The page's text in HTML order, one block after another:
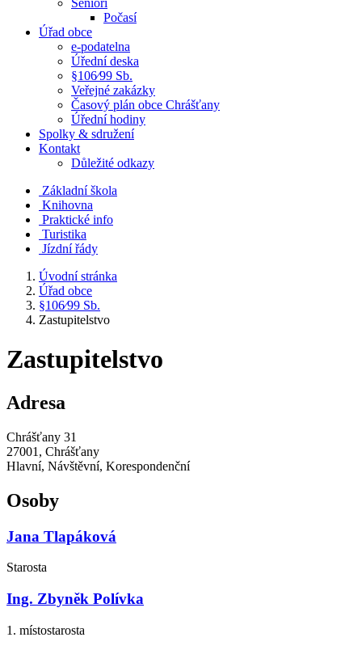
Senioři
Počasí
Úřad obce
e-podatelna
Úřední deska
§106⁄99 Sb.
Veřejné zakázky
Časový plán obce Chrášťany
Úřední hodiny
Spolky & sdružení
Kontakt
Důležité odkazy
Základní škola
Knihovna
Praktické info
Turistika
Jízdní řády
Úvodní stránka
Úřad obce
§106⁄99 Sb.
Zastupitelstvo
Zastupitelstvo
Adresa
Chrášťany 31
27001, Chrášťany
Hlavní, Návštěvní, Korespondenční
Osoby
Jana Tlapáková
Starosta
Ing. Zbyněk Polívka
1. místostarosta